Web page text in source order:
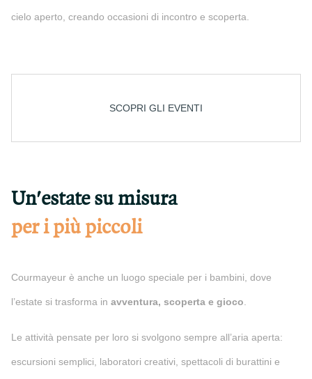
cielo aperto, creando occasioni di incontro e scoperta.
SCOPRI GLI EVENTI
Un'estate su misura
per i più piccoli
Courmayeur è anche un luogo speciale per i bambini, dove
l’estate si trasforma in avventura, scoperta e gioco.
Le attività pensate per loro si svolgono sempre all’aria aperta:
escursioni semplici, laboratori creativi, spettacoli di burattini e